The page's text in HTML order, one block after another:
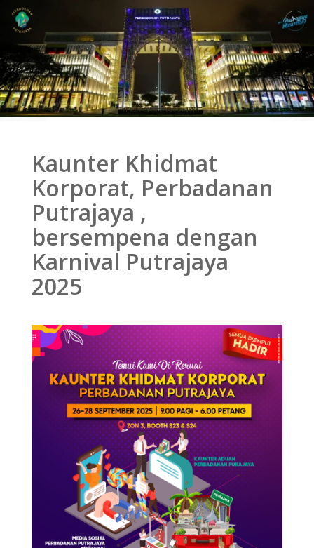
Kaunter Khidmat
Korporat, Perbadanan
Putrajaya ,
bersempena dengan
Karnival Putrajaya
2025